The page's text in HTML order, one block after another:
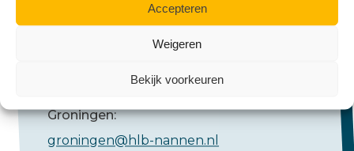
Accepteren
Weigeren
Bekijk voorkeuren
Mail ons
emmen@hlb-nannen.nl
Groningen:
groningen@hlb-nannen.nl